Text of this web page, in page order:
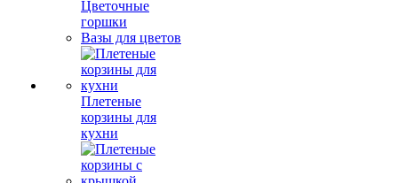
Цветочные
горшки
Вазы для цветов
Плетеные
корзины для
кухни